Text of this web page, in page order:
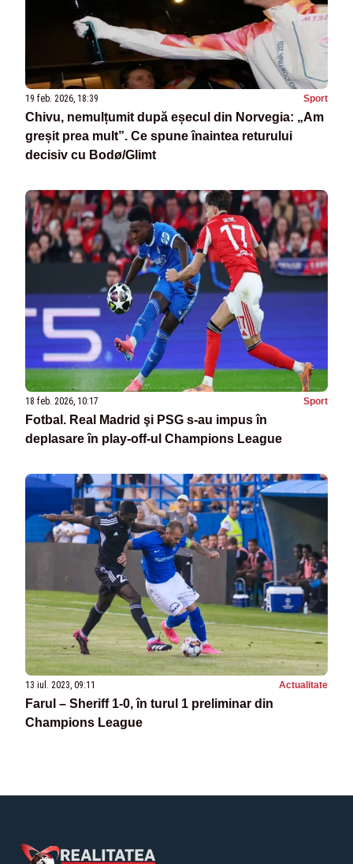
19 feb. 2026, 18:39 Sport
Chivu, nemulțumit după eșecul din Norvegia: „Am
greșit prea mult”. Ce spune înaintea returului
decisiv cu Bodø/Glimt
18 feb. 2026, 10:17 Sport
Fotbal. Real Madrid şi PSG s-au impus în
deplasare în play-off-ul Champions League
13 iul. 2023, 09:11 Actualitate
Farul – Sheriff 1-0, în turul 1 preliminar din
Champions League